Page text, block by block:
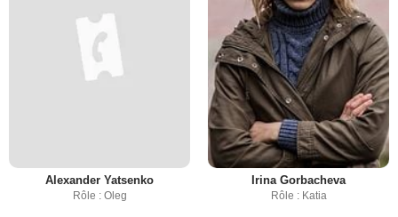
Alexander Yatsenko
Rôle : Oleg
Irina Gorbacheva
Rôle : Katia